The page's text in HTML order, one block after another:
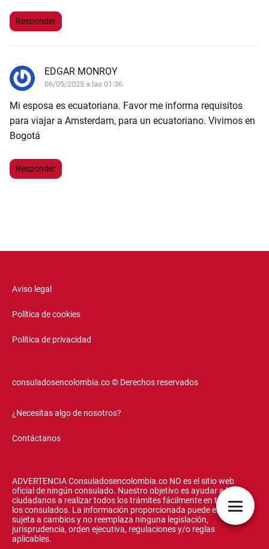
Responder
EDGAR MONROY
06/05/2025 a las 01:36
Mi esposa es ecuatoriana. Favor me informa requisitos
para viajar a Amsterdam, para un ecuatoriano. Vivimos en
Bogotá
Responder
Aviso legal
Política de cookies
Política de privacidad
consuladosencolombia.co © Derechos reservados
¿Necesitas algo de nosotros?
Contáctanos
ADVERTENCIA Consuladosencolombia.co NO es el sitio web
oficial de ningún consulado. Nuestro objetivo es ayudar a los
ciudadanos a realizar todos los trámites fácilmente en todos
los consulados. La información proporcionada puede estar
sujeta a cambios y no reemplaza ninguna legislación,
jurisprudencia, orden ejecutiva, regulaciones y/o reglas
aplicables.